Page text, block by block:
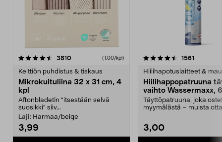
3810arvostelut (1,00/kpl)
Keittiön puhdistus & tiskaus
Mikrokuituliina 32 x 31 cm, 4
kpl
Aftonbladetin "itsestään selvä
suosikki" siiv...
Laji: Harmaa/beige
3,99
4.5viidestä
1561
Hiilihapotuslaitteet &
Hiilihappopatruuna
vaihto Wassermaxx,
Täyttöpatruuna, joka
myymälästä – muista
3,00
4.5viidestä